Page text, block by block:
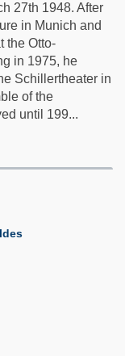
27th 1948. After
in Munich and
the Otto-
in 1975, he
Schillertheater in
of the
until 199...